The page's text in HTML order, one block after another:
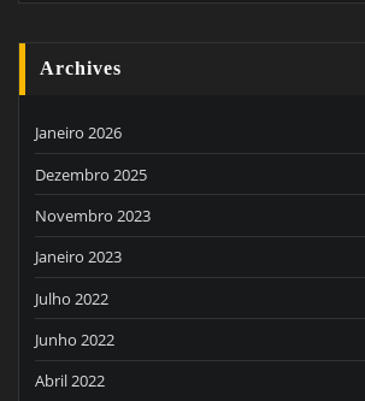
Archives
Janeiro 2026
Dezembro 2025
Novembro 2023
Janeiro 2023
Julho 2022
Junho 2022
Abril 2022